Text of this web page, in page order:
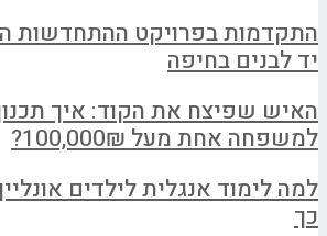
התקדמות בפרויקט ההתחדשות
יד לבנים בחיפה
האיש שפיצח את הקוד: איך
למשפחה אחת מעל 100,000₪?
למה לימוד אנגלית לילדים
כך